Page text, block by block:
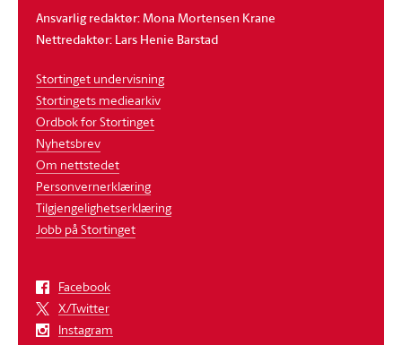
Ansvarlig redaktør: Mona Mortensen Krane
Nettredaktør: Lars Henie Barstad
Stortinget undervisning
Stortingets mediearkiv
Ordbok for Stortinget
Nyhetsbrev
Om nettstedet
Personvernerklæring
Tilgjengelighetserklæring
Jobb på Stortinget
Facebook
X/Twitter
Instagram